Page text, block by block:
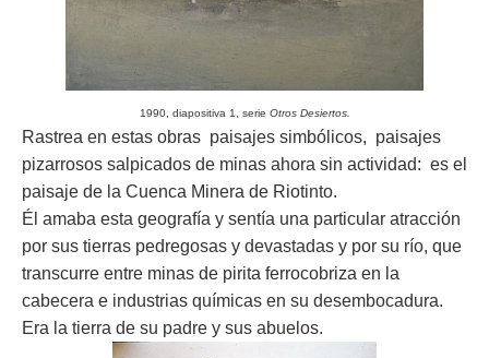
1990, diapositiva 1, serie Otros Desiertos.
Rastrea en estas obras paisajes simbólicos, paisajes
pizarrosos salpicados de minas ahora sin actividad: es el
paisaje de la Cuenca Minera de Riotinto.
Él amaba esta geografía y sentía una particular atracción
por sus tierras pedregosas y devastadas y por su río, que
transcurre entre minas de pirita ferrocobriza en la
cabecera e industrias químicas en su desembocadura.
Era la tierra de su padre y sus abuelos.